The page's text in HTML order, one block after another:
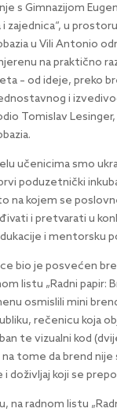
s Gimnazijom
i zajednica“, u
u Vili Antonio
na praktično
– od ideje, preko
i
Tomislav
učenicima smo
poduzetnički
na kojem se
i pretvarati u
i mentorsku
bio je posvećen
listu „Radni papir:
osmislili mini
rečenicu koja
te vizualni kod
na tome da brend
i doživljaj koji se
na radnom listu